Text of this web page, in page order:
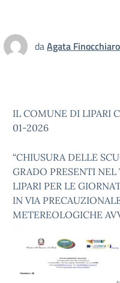
daAgata Finocchiaro
IL COMUNE DI LIPARI
01-2026
“CHIUSURA DELLE
GRADO PRESENTI
LIPARI PER LE
IN VIA
METEREOLOGICHE